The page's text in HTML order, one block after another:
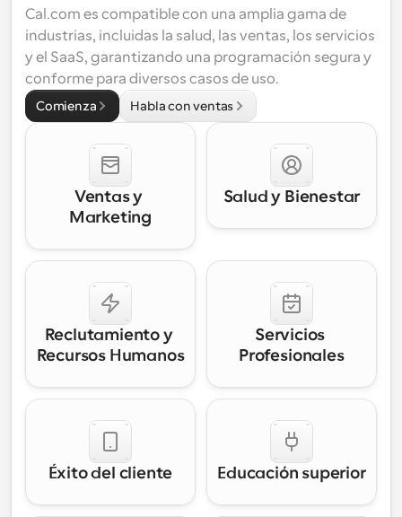
Cal.com es compatible con una amplia gama de
industrias, incluidas la salud, las ventas, los servicios
y el SaaS, garantizando una programación segura y
conforme para diversos casos de uso.
Comienza Habla con ventas
Ventas y
Marketing
Salud y Bienestar
Reclutamiento y
Recursos Humanos
Servicios
Profesionales
Éxito del cliente Educación superior